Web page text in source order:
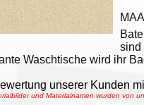
sind
Waschtische wird ihr
unserer Kunden
und Materialnamen wurden von